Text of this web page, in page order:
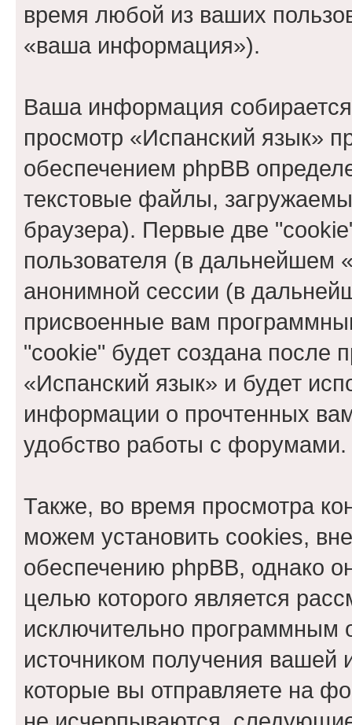
время любой из ваших
«ваша информация»).
Ваша информация
просмотр «Испанский язык»
обеспечением phpBB
текстовые файлы,
браузера). Первые две
пользователя (в дальнейшем
анонимной сессии (в
присвоенные вам
"cookie" будет создана после
«Испанский язык» и будет
информации о прочтенных
удобство работы с форумами.
Также, во время просмотра
можем установить cookies,
обеспечению phpBB, однако
целью которого является
исключительно программным
источником получения
которые вы отправляете на